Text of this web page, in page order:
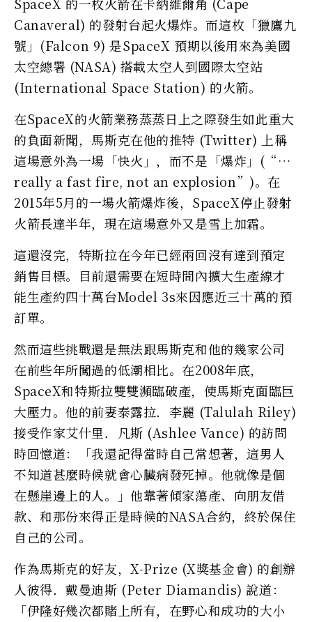
Canaveral) 的發射台起火爆炸。而這枚「獵鷹九
號」(Falcon 9) 是SpaceX 預期以後用來為美國
太空總署 (NASA) 搭載太空人到國際太空站
(International Space Station) 的火箭。
在SpaceX的火箭業務蒸蒸日上之際發生如此重大
的負面新聞，馬斯克在他的推特 (Twitter) 上稱
這場意外為一場「快火」，而不是「爆炸」(“…
really a fast fire, not an explosion”)。在
2015年5月的一場火箭爆炸後，SpaceX停止發射
火箭長達半年，現在這場意外又是雪上加霜。
這還沒完，特斯拉在今年已經兩回沒有達到預定
銷售目標。目前還需要在短時間內擴大生產線才
能生產約四十萬台Model 3s來因應近三十萬的預
訂單。
然而這些挑戰還是無法跟馬斯克和他的幾家公司
在前些年所闖過的低潮相比。在2008年底，
SpaceX和特斯拉雙雙瀕臨破產，使馬斯克面臨巨
大壓力。他的前妻泰露拉．李麗 (Talulah Riley)
接受作家艾什里．凡斯 (Ashlee Vance) 的訪問
時回憶道：「我還記得當時自己常想著，這男人
不知道甚麼時候就會心臟病發死掉。他就像是個
在懸崖邊上的人。」他靠著傾家蕩產、向朋友借
款、和那份來得正是時候的NASA合約，終於保住
自己的公司。
作為馬斯克的好友，X-Prize (X獎基金會) 的創辦
人彼得．戴曼迪斯 (Peter Diamandis) 說道：
「伊隆好幾次都賭上所有，在野心和成功的大小